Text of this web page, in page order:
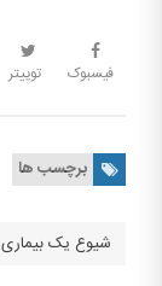
فیسبوک توییتر
برچسب ها